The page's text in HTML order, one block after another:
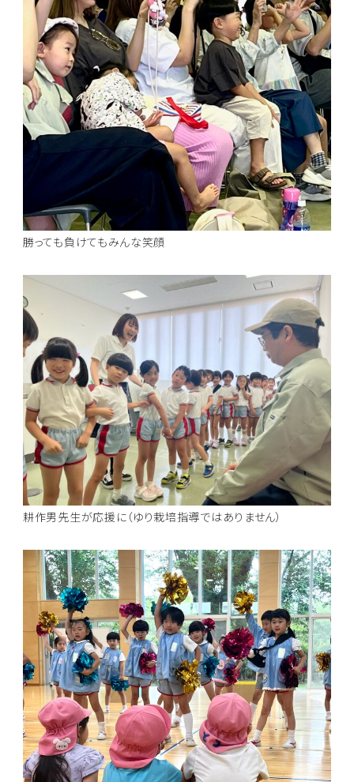
勝っても負けてもみんな笑顔
耕作男先生が応援に（ゆり栽培指導ではありません）